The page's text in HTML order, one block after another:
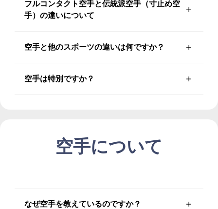
フルコンタクト空手と伝統派空手（寸止め空
手）の違いについて
空手と他のスポーツの違いは何ですか？
空手は特別ですか？
空手について
なぜ空手を教えているのですか？